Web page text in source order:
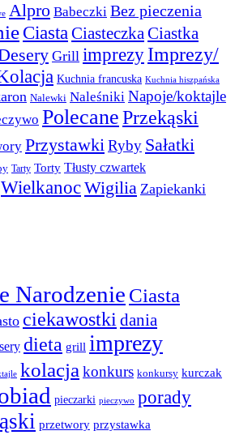
Alpro Babeczki Bez pieczenia
CiastaCiasteczkaCiastka
Grill imprezy Imprezy/
Kuchnia francuska Kuchnia hiszpańska
Nalewki Naleśniki Napoje/koktajle
PolecanePrzekąski
PrzystawkiRyby Sałatki
Tarty Torty Tłusty czwartek
WielkanocWigilia Zapiekanki
Narodzenie Ciasta
ciekawostki dania
dieta grill imprezy
kolacja konkurs konkursy kurczak
pieczarki pieczywo porady
przetwory przystawka